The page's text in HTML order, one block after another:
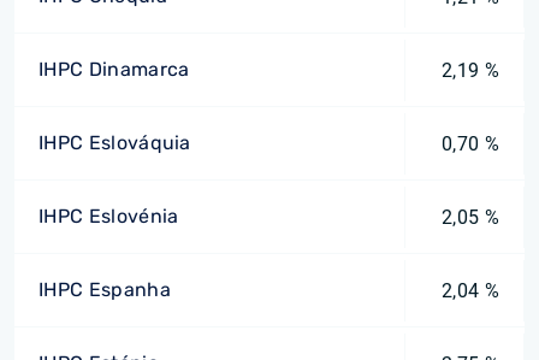
IHPC Dinamarca 2,19 %
IHPC Eslováquia 0,70 %
IHPC Eslovénia 2,05 %
IHPC Espanha 2,04 %